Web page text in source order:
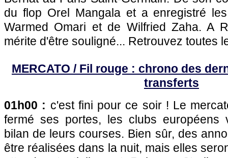
du flop Orel Mangala et a enregistré
Warmed Omari et de Wilfried Zaha. A
mérite d'être souligné... Retrouvez toutes
MERCATO / Fil rouge : chrono des
transferts
01h00 : c'est fini pour ce soir ! Le
fermé ses portes, les clubs européens
bilan de leurs courses. Bien sûr, des
être réalisées dans la nuit, mais elles